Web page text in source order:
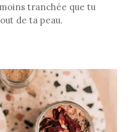
tranchée que tu
de ta peau.